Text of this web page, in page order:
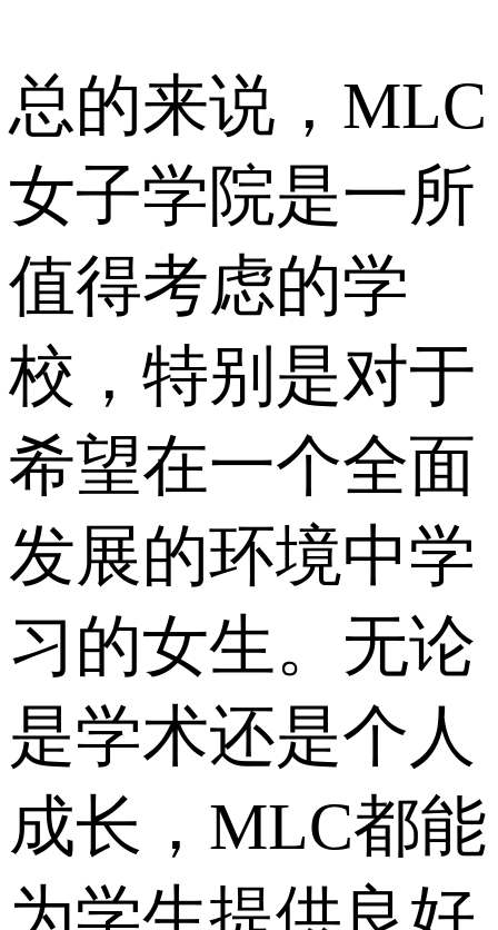
总的来说，MLC
女子学院是一所
值得考虑的学
校，特别是对于
希望在一个全面
发展的环境中学
习的女生。无论
是学术还是个人
成长，MLC都能